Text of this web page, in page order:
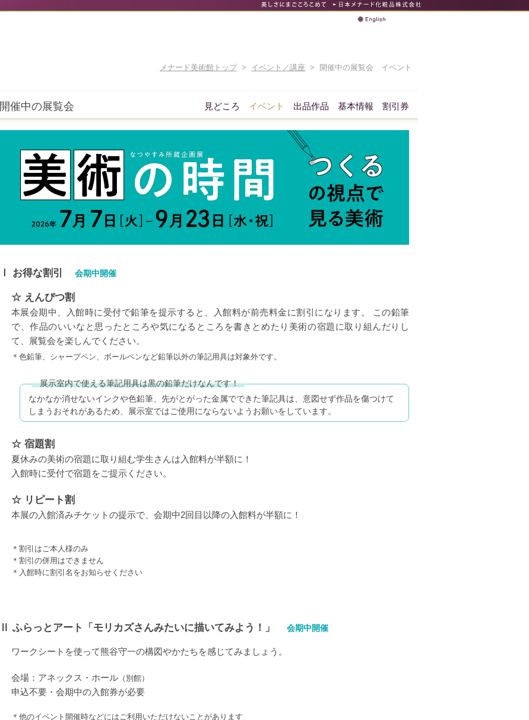
メナード美術館トップ > イベント／講座 > 開催中の展覧会 イベント
開催中の展覧会 割引券
基本情報
出品作品
イベント
見どころ
Ⅰ お得な割引 会期中開催
☆ えんぴつ割
本展会期中、入館時に受付で鉛筆を提示すると、入館料が前売料金に割引になります。 この鉛筆
で、作品のいいなと思ったところや気になるところを書きとめたり美術の宿題に取り組んだりし
て、展覧会を楽しんでください。
＊色鉛筆、シャープペン、ボールペンなど鉛筆以外の筆記用具は対象外です。
展示室内で使える筆記用具は黒の鉛筆だけなんです！
なかなか消せないインクや色鉛筆、先がとがった金属でできた筆記具は、意図せず作品を傷つけて
しまうおそれがあるため、展示室ではご使用にならないようお願いをしています。
☆ 宿題割
夏休みの美術の宿題に取り組む学生さんは入館料が半額に！
入館時に受付で宿題をご提示ください。
☆ リピート割
本展の入館済みチケットの提示で、会期中2回目以降の入館料が半額に！
＊割引はご本人様のみ
＊割引の併用はできません
＊入館時に割引名をお知らせください
ふらっとアート「モリカズさんみたいに描いてみよう！」 会期中開催
ワークシートを使って熊谷守一の構図やかたちを感じてみましょう。
会場：アネックス・ホール （別館）
申込不要・会期中の入館券が必要
＊他のイベント開催時などにはご利用いただけないことがあります